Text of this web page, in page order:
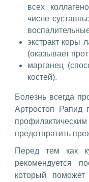
всех
числе
экстракт коры
(оказывает
марганец
костей).
Болезнь всегда
Артростоп Рапид
предотвратить
Перед тем как
рекомендуется
который поможет